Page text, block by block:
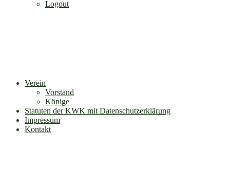
Logout
Verein
Vorstand
Könige
Statuten der KWK mit Datenschutzerklärung
Impressum
Kontakt